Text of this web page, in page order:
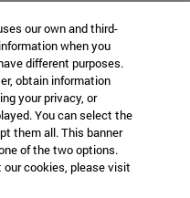
our own and third-
when you
different purposes.
obtain information
your privacy, or
You can select the
them all. This banner
of the two options.
cookies, please visit